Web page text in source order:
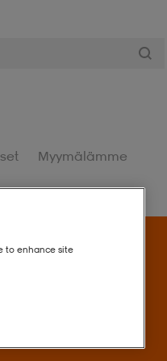
Myymälämme
to enhance site